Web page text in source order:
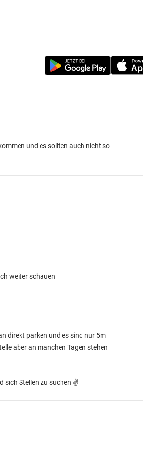
und es sollten auch nicht so
weiter schauen
direkt parken und es sind nur 5m
aber an manchen Tagen stehen
sich Stellen zu suchen ✌️